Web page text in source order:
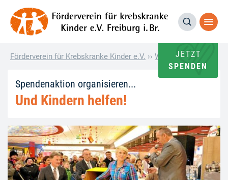
JETZT
SPENDEN
Förderverein für Krebskranke Kinder e.V. ›› Wie andere helfen
Spendenaktion organisieren...
Und Kindern helfen!